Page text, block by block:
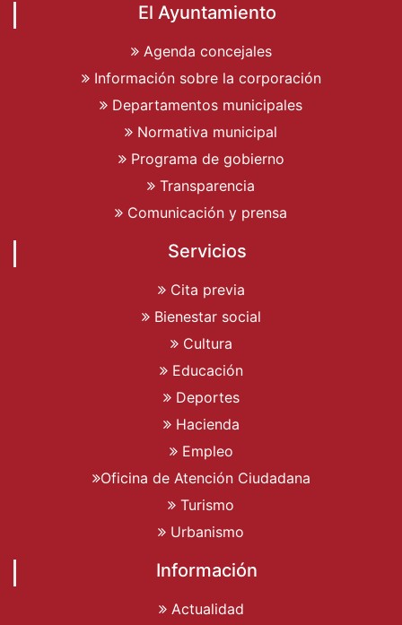
El Ayuntamiento
Agenda concejales
Información sobre la corporación
Departamentos municipales
Normativa municipal
Programa de gobierno
Transparencia
Comunicación y prensa
Servicios
Cita previa
Bienestar social
Cultura
Educación
Deportes
Hacienda
Empleo
Oficina de Atención Ciudadana
Turismo
Urbanismo
Información
Actualidad